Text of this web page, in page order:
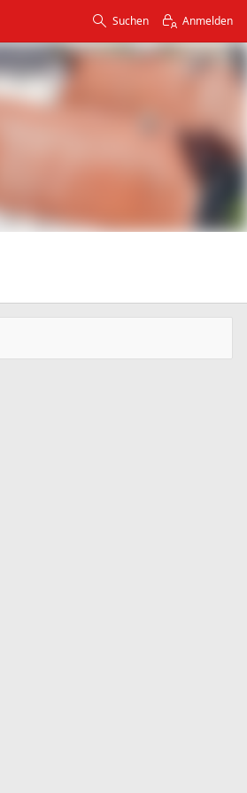
Suchen Anmelden